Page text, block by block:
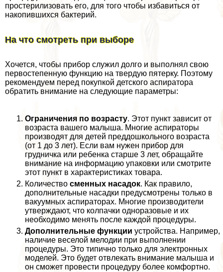
простерилизовать его, для того чтобы избавиться от
накопившихся бактерий.
На что смотреть при выборе
Хочется, чтобы прибор служил долго и выполнял свою
первостепенную функцию на твердую пятерку. Поэтому
рекомендуем перед покупкой детского аспиратора
обратить внимание на следующие параметры:
Ограничения по возрасту. Этот пункт зависит от
возраста вашего малыша. Многие аспираторы
производят для детей преддошкольного возраста
(от 1 до 3 лет). Если вам нужен прибор для
грудничка или ребенка старше 3 лет, обращайте
внимание на информацию упаковки или смотрите
этот пункт в хаpaктеристиках товара.
Количество сменных насадок. Как правило,
дополнительные насадки предусмотрены только в
вакуумных аспираторах. Многие производители
утверждают, что колпачки одноразовые и их
необходимо менять после каждой процедуры.
Дополнительные функции устройства. Например,
наличие веселой мелодии при выполнении
процедуры. Это типично только для электронных
моделей. Это будет отвлекать внимание малыша и
он сможет провести процедуру более комфортно.